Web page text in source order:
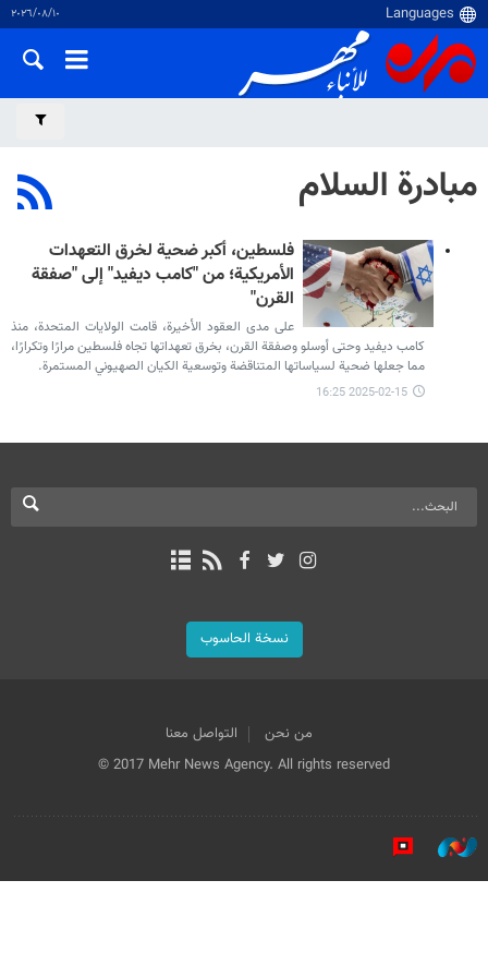
١٠‏/٠٨‏/٢٠٢٦
مبادرة السلام
فلسطين، أكبر ضحية لخرق التعهدات
الأمريكية؛ من "كامب ديفيد" إلى "صفقة
القرن"
على مدى العقود الأخيرة، قامت الولايات المتحدة، منذ
كامب ديفيد وحتى أوسلو وصفقة القرن، بخرق تعهداتها تجاه فلسطين مرارًا وتكرارًا،
مما جعلها ضحية لسياساتها المتناقضة وتوسعية الكيان الصهيوني المستمرة.
2025-02-15 16:25
نسخة الحاسوب
من نحن
التواصل معنا
© 2017 Mehr News Agency. All rights reserved